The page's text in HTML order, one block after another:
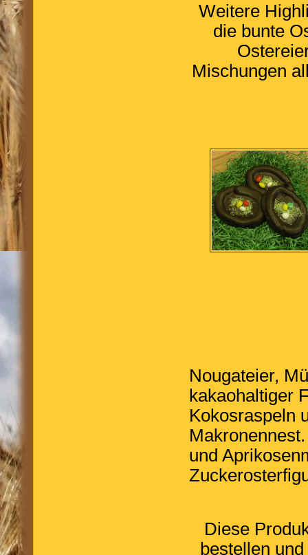
Weitere
die bunte
Mischungen
Nougateier,
kakaohaltiger
Kokosraspeln
und
Diese
bestellen